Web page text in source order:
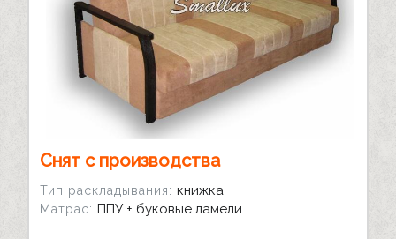
Снят с производства
Тип раскладывания: книжка
Матрас: ППУ + буковые ламели